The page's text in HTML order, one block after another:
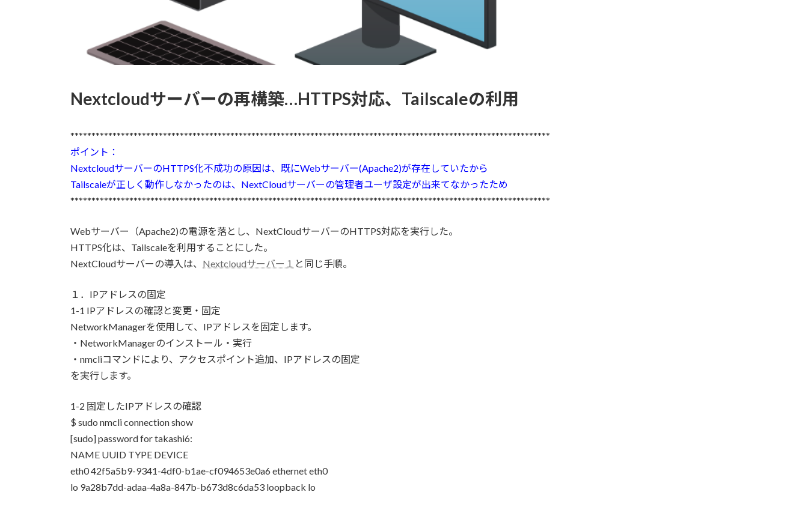
Nextcloudサーバーの再構築…HTTPS対応、Tailscaleの利用
******************************************************************************************************************
ポイント：
NextcloudサーバーのHTTPS化不成功の原因は、既にWebサーバー(Apache2)が存在していたから
Tailscaleが正しく動作しなかったのは、NextCloudサーバーの管理者ユーザ設定が出来てなかったため
******************************************************************************************************************
Webサーバー（Apache2)の電源を落とし、NextCloudサーバーのHTTPS対応を実行した。
HTTPS化は、Tailscaleを利用することにした。
NextCloudサーバーの導入は、 Nextcloudサーバー１ と同じ手順。
１．IPアドレスの固定
1-1 IPアドレスの確認と変更・固定
NetworkManagerを使用して、IPアドレスを固定します。
・NetworkManagerのインストール・実行
・nmcliコマンドにより、アクセスポイント追加、IPアドレスの固定
を実行します。
1-2 固定したIPアドレスの確認
$ sudo nmcli connection show
[sudo] password for takashi6:
NAME UUID TYPE DEVICE
eth0 42f5a5b9-9341-4df0-b1ae-cf094653e0a6 ethernet eth0
lo 9a28b7dd-adaa-4a8a-847b-b673d8c6da53 loopback lo